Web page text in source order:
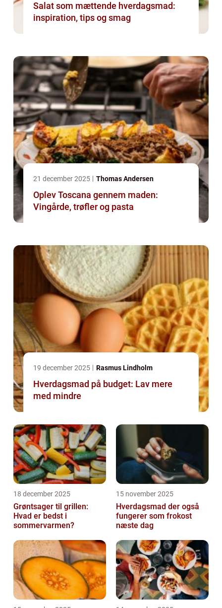
Salat som mættende hverdagsmad:
inspiration, tips og smag
21 december 2025 Thomas Andersen
Oplev Toscana gennem maden:
Vingårde, trøfler og pasta
19 december 2025 Rasmus Lindholm
Hverdagsmad på budget: Lav mere
med mindre
18 december 2025
Grøntsager til grillen:
Hvad er bedst i
sommervarmen?
15 november 2025
Hverdagsmad der også
fungerer som frokost
næste dag